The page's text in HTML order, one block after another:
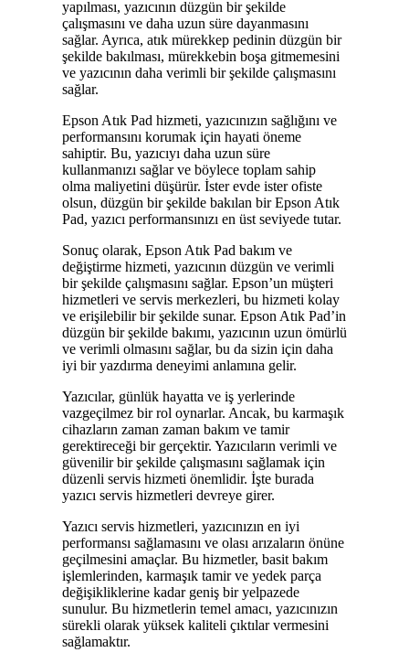
yapılması, yazıcının düzgün bir şekilde
çalışmasını ve daha uzun süre dayanmasını
sağlar. Ayrıca, atık mürekkep pedinin düzgün bir
şekilde bakılması, mürekkebin boşa gitmemesini
ve yazıcının daha verimli bir şekilde çalışmasını
sağlar.
Epson Atık Pad hizmeti, yazıcınızın sağlığını ve
performansını korumak için hayati öneme
sahiptir. Bu, yazıcıyı daha uzun süre
kullanmanızı sağlar ve böylece toplam sahip
olma maliyetini düşürür. İster evde ister ofiste
olsun, düzgün bir şekilde bakılan bir Epson Atık
Pad, yazıcı performansınızı en üst seviyede tutar.
Sonuç olarak, Epson Atık Pad bakım ve
değiştirme hizmeti, yazıcının düzgün ve verimli
bir şekilde çalışmasını sağlar. Epson’un müşteri
hizmetleri ve servis merkezleri, bu hizmeti kolay
ve erişilebilir bir şekilde sunar. Epson Atık Pad’in
düzgün bir şekilde bakımı, yazıcının uzun ömürlü
ve verimli olmasını sağlar, bu da sizin için daha
iyi bir yazdırma deneyimi anlamına gelir.
Yazıcılar, günlük hayatta ve iş yerlerinde
vazgeçilmez bir rol oynarlar. Ancak, bu karmaşık
cihazların zaman zaman bakım ve tamir
gerektireceği bir gerçektir. Yazıcıların verimli ve
güvenilir bir şekilde çalışmasını sağlamak için
düzenli servis hizmeti önemlidir. İşte burada
yazıcı servis hizmetleri devreye girer.
Yazıcı servis hizmetleri, yazıcınızın en iyi
performansı sağlamasını ve olası arızaların önüne
geçilmesini amaçlar. Bu hizmetler, basit bakım
işlemlerinden, karmaşık tamir ve yedek parça
değişikliklerine kadar geniş bir yelpazede
sunulur. Bu hizmetlerin temel amacı, yazıcınızın
sürekli olarak yüksek kaliteli çıktılar vermesini
sağlamaktır.